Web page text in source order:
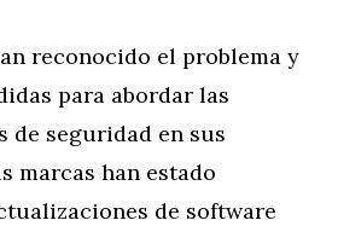
reconocido el problema y
para abordar las
de seguridad en sus
marcas han estado
de software